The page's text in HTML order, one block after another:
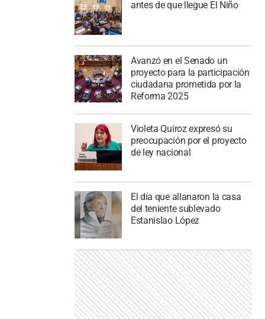
antes de que llegue El Niño
Avanzó en el Senado un
proyecto para la participación
ciudadana prometida por la
Reforma 2025
Violeta Quiroz expresó su
preocupación por el proyecto
de ley nacional
El día que allanaron la casa
del teniente sublevado
Estanislao López